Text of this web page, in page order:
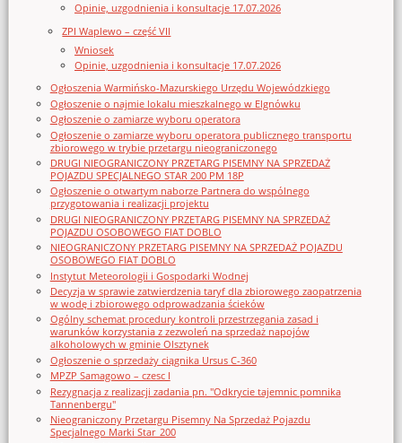
Opinie, uzgodnienia i konsultacje 17.07.2026
ZPI Waplewo – część VII
Wniosek
Opinie, uzgodnienia i konsultacje 17.07.2026
Ogłoszenia Warmińsko-Mazurskiego Urzędu Wojewódzkiego
Ogłoszenie o najmie lokalu mieszkalnego w Elgnówku
Ogłoszenie o zamiarze wyboru operatora
Ogłoszenie o zamiarze wyboru operatora publicznego transportu
zbiorowego w trybie przetargu nieograniczonego
DRUGI NIEOGRANICZONY PRZETARG PISEMNY NA SPRZEDAŻ
POJAZDU SPECJALNEGO STAR 200 PM 18P
Ogłoszenie o otwartym naborze Partnera do wspólnego
przygotowania i realizacji projektu
DRUGI NIEOGRANICZONY PRZETARG PISEMNY NA SPRZEDAŻ
POJAZDU OSOBOWEGO FIAT DOBLO
NIEOGRANICZONY PRZETARG PISEMNY NA SPRZEDAŻ POJAZDU
OSOBOWEGO FIAT DOBLO
Instytut Meteorologii i Gospodarki Wodnej
Decyzja w sprawie zatwierdzenia taryf dla zbiorowego zaopatrzenia
w wodę i zbiorowego odprowadzania ścieków
Ogólny schemat procedury kontroli przestrzegania zasad i
warunków korzystania z zezwoleń na sprzedaż napojów
alkoholowych w gminie Olsztynek
Ogłoszenie o sprzedaży ciągnika Ursus C-360
MPZP Samagowo – czesc I
Rezygnacja z realizacji zadania pn. "Odkrycie tajemnic pomnika
Tannenbergu"
Nieograniczony Przetargu Pisemny Na Sprzedaż Pojazdu
Specjalnego Marki Star_200